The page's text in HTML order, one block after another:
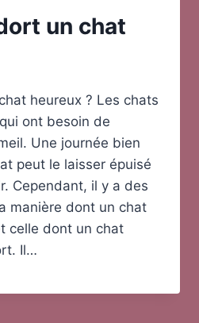
un chat
heureux ? Les chats
ont besoin de
Une journée bien
peut le laisser épuisé
Cependant, il y a des
manière dont un chat
celle dont un chat
Il…